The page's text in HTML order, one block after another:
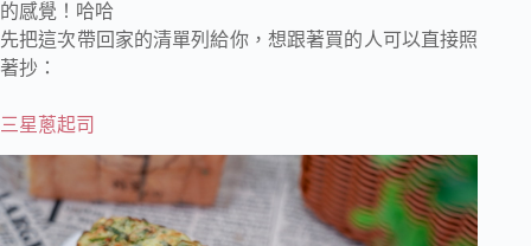
的感覺！哈哈
先把這次帶回家的清單列給你，想跟著買的人可以直接照
著抄：
三星蔥起司